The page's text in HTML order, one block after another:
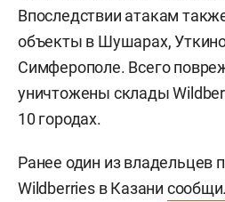
Впоследствии атакам
объекты в Шушарах,
Симферополе. Всего
уничтожены склады
10 городах.
Ранее один из владельцев
Wildberries в Казани